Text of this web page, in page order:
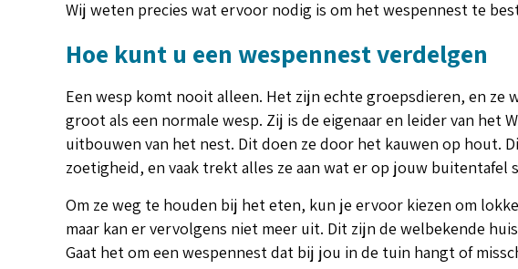
Wij weten precies wat ervoor nodig is om het wespennest te
Hoe kunt u een wespennest verdelgen
Een wesp komt nooit alleen. Het zijn echte groepsdieren, en
groot als een normale wesp. Zij is de eigenaar en leider van het
uitbouwen van het nest. Dit doen ze door het kauwen op hout.
zoetigheid, en vaak trekt alles ze aan wat er op jouw buitentafel
Om ze weg te houden bij het eten, kun je ervoor kiezen om
maar kan er vervolgens niet meer uit. Dit zijn de welbekende
Gaat het om een wespennest dat bij jou in de tuin hangt of